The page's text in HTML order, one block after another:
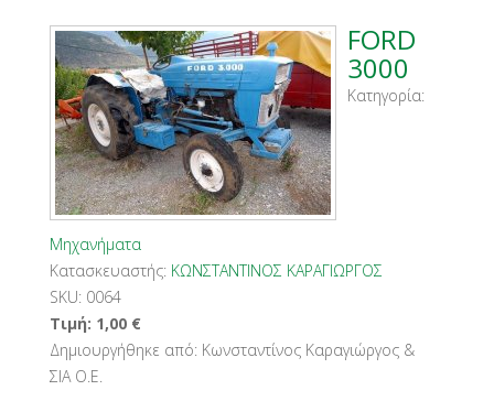
FORD
3000
Κατηγορία:
Μηχανήματα
Κατασκευαστής: ΚΩΝΣΤΑΝΤΙΝΟΣ ΚΑΡΑΓΙΩΡΓΟΣ
SKU: 0064
Τιμή: 1,00 €
Δημιουργήθηκε από: Κωνσταντίνος Καραγιώργος &
ΣΙΑ Ο.Ε.